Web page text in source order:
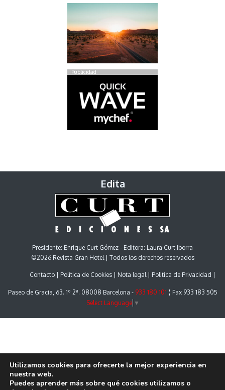
Publicidad
Edita
Presidente: Enrique Curt Gómez - Editora: Laura Curt Iborra
©2026 Revista Gran Hotel | Todos los derechos reservados
Contacto Política de Cookies Nota legal Politica de Privacidad
Paseo de Gracia, 63. 1º 2ª. 08008 Barcelona - 933 180 101 ¦ Fax 933 183 505
Select Language ▼
Utilizamos cookies para ofrecerte la mejor experiencia en
nuestra web.
Puedes aprender más sobre qué cookies utilizamos o